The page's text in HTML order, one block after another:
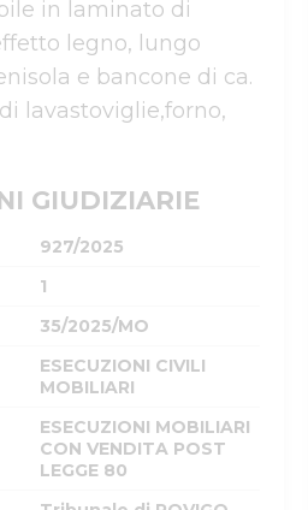
in laminato di
legno, lungo
e bancone di ca.
lavastoviglie,forno,
GIUDIZIARIE
927/2025
1
35/2025/MO
ESECUZIONI CIVILI
MOBILIARI
ESECUZIONI MOBILIARI
CON VENDITA POST
LEGGE 80